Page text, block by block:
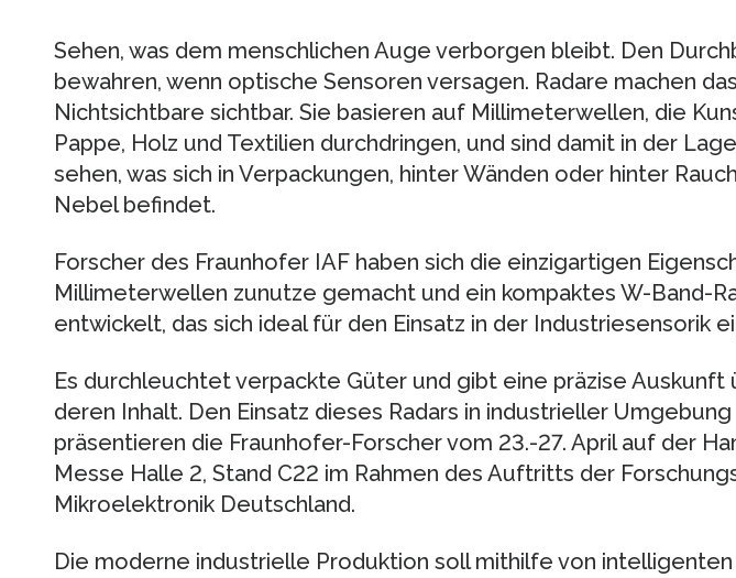
Sehen, was dem menschlichen Auge verborgen bleibt. Den
bewahren, wenn optische Sensoren versagen. Radare machen das
Nichtsichtbare sichtbar. Sie basieren auf Millimeterwellen, die
Pappe, Holz und Textilien durchdringen, und sind damit in der
sehen, was sich in Verpackungen, hinter Wänden oder hinter
Nebel befindet.
Forscher des Fraunhofer IAF haben sich die einzigartigen
Millimeterwellen zunutze gemacht und ein kompaktes W-Band-
entwickelt, das sich ideal für den Einsatz in der Industriesensorik
Es durchleuchtet verpackte Güter und gibt eine präzise Auskunft
deren Inhalt. Den Einsatz dieses Radars in industrieller Umgebung
präsentieren die Fraunhofer-Forscher vom 23.-27. April auf der
Messe Halle 2, Stand C22 im Rahmen des Auftritts der
Mikroelektronik Deutschland.
Die moderne industrielle Produktion soll mithilfe von intelligenten